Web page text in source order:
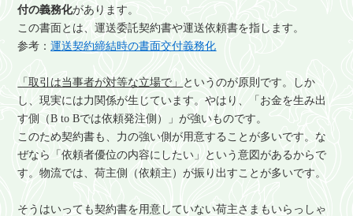
付の義務化があります。
この書面とは、運送委託契約書や運送依頼書を指します。
参考：運送契約締結時の書面交付義務化
「取引は当事者が対等な立場で」
というのが原則です。しか
し、現実には力関係が生じています。やはり、「お金を生み出
す側（B to Bでは依頼発注側）」が強いものです。
このため契約書も、力の強い側が用意することが多いです。な
ぜなら「依頼者優位の内容にしたい」という意図があるからで
す。物流では、荷主側（依頼主）が振り出すことが多いです。
そうはいっても契約書を用意していない荷主さまもいらっしゃ